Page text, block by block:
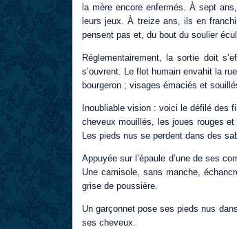
la mère encore enfermés. À sept
leurs jeux. À treize ans, ils en
pensent pas et, du bout du soulier
Réglementairement, la sortie doit
s’ouvrent. Le flot humain envahit la
bourgeron ; visages émaciés et
Inoubliable vision : voici le défilé des
cheveux mouillés, les joues rouges
Les pieds nus se perdent dans des
Appuyée sur l’épaule d’une de ses
Une camisole, sans manche,
grise de poussière.
Un garçonnet pose ses pieds nus
ses cheveux.